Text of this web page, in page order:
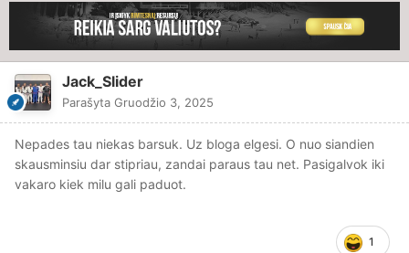
Jack_Slider
Parašyta Gruodžio 3, 2025
Nepades tau niekas barsuk. Uz bloga elgesi. O nuo siandien
skausminsiu dar stipriau, zandai paraus tau net. Pasigalvok iki
vakaro kiek milu gali paduot.
1